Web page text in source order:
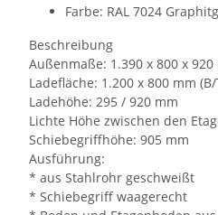
Farbe: RAL 7024
Beschreibung
Außenmaße: 1.390 x 800 x 920
Ladefläche: 1.200 x 800 mm (B/
Ladehöhe: 295 / 920 mm
Lichte Höhe zwischen den
Schiebegriffhöhe: 905 mm
Ausführung:
* aus Stahlrohr geschweißt
* Schiebegriff waagerecht